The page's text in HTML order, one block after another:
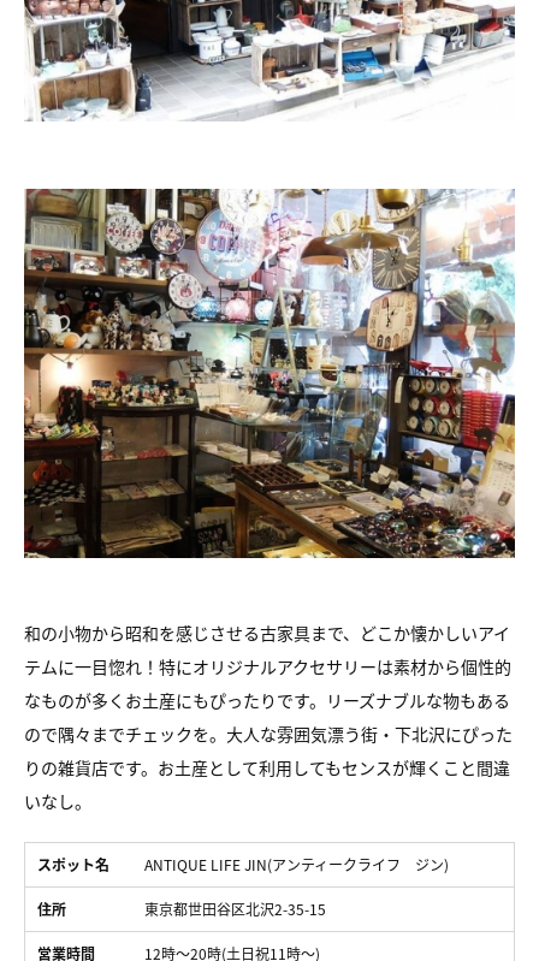
和の小物から昭和を感じさせる古家具まで、どこか懐かしいアイ
テムに一目惚れ！特にオリジナルアクセサリーは素材から個性的
なものが多くお土産にもぴったりです。リーズナブルな物もある
ので隅々までチェックを。大人な雰囲気漂う街・下北沢にぴった
りの雑貨店です。お土産として利用してもセンスが輝くこと間違
いなし。
スポット名 ANTIQUE LIFE JIN(アンティークライフ ジン)
住所 東京都世田谷区北沢2-35-15
営業時間 12時～20時(土日祝11時～)